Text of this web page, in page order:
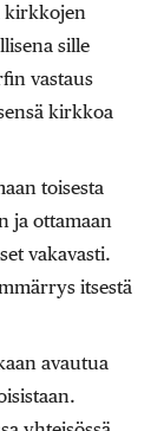
kirkkojen
sille
vastaus
kirkkoa
toisesta
ja ottamaan
vakavasti.
itsestä
avautua